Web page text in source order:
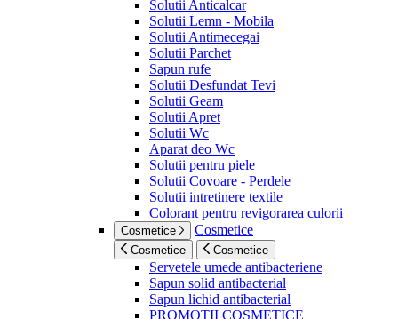
Solutii Anticalcar
Solutii Lemn - Mobila
Solutii Antimecegai
Solutii Parchet
Sapun rufe
Solutii Desfundat Tevi
Solutii Geam
Solutii Apret
Solutii Wc
Aparat deo Wc
Solutii pentru piele
Solutii Covoare - Perdele
Solutii intretinere textile
Colorant pentru revigorarea culorii
Cosmetice Cosmetice
Cosmetice Cosmetice
Servetele umede antibacteriene
Sapun solid antibacterial
Sapun lichid antibacterial
PROMOTII COSMETICE